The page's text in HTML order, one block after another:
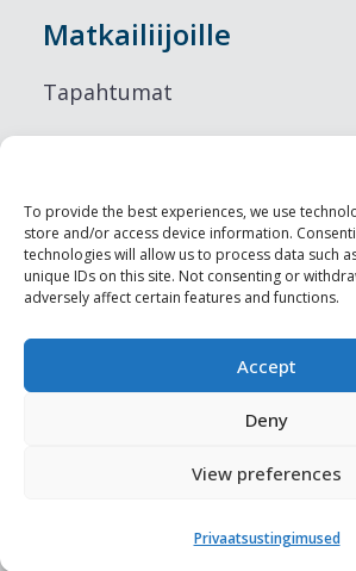
To provide the best experiences, we use
store and/or access device information.
technologies will allow us to process data such
unique IDs on this site. Not consenting or
adversely affect certain features and functions.
Accept
Deny
View preferences
Privaatsustingimused
Matkailiijoille
Tapahtumat
Ruokailu
Nähtävyydet
Visit Tallinn
Ammattilaisille
Harju-, Rapla- & Läänemaa DMO